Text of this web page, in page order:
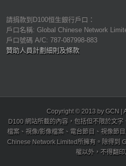
請捐款到D100恒生銀行戶口：
戶口名稱: Global Chinese Network
戶口號碼 A/C: 787-087998-883
贊助人員計劃細則及條款
Copyright © 2013 by GCN |
D100 網站所載的內容，包括但不限於文
檔案、視像/影像檔案、電台節目、視像節
Chinese Network Limited所擁有。除得到
權以外，不得翻印